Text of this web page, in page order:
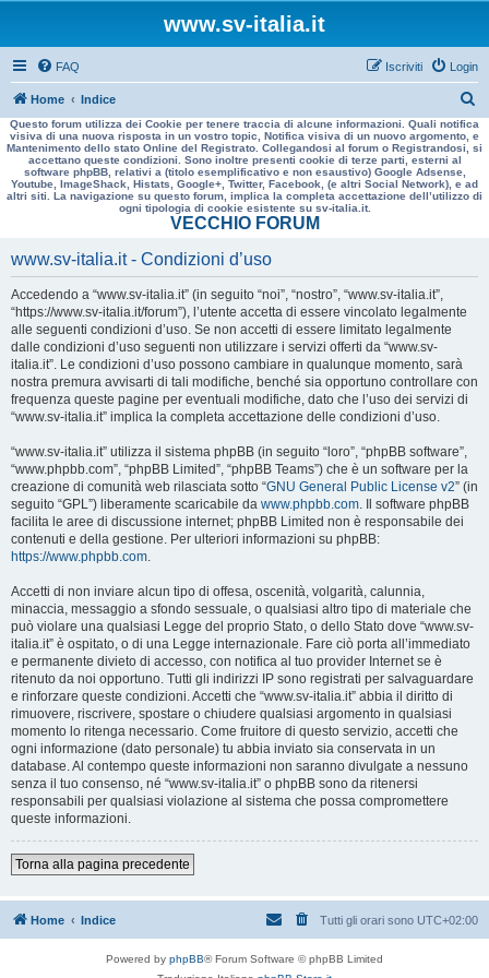
www.sv-italia.it
FAQ Login
Iscriviti
Home Indice
e
r
a
Questo forum utilizza dei Cookie per tenere traccia di alcune informazioni. Quali notifica
visiva di una nuova risposta in un vostro topic, Notifica visiva di un nuovo argomento, e
Mantenimento dello stato Online del Registrato. Collegandosi al forum o Registrandosi, si
accettano queste condizioni. Sono inoltre presenti cookie di terze parti, esterni al
software phpBB, relativi a (titolo esemplificativo e non esaustivo) Google Adsense,
Youtube, ImageShack, Histats, Google+, Twitter, Facebook, (e altri Social Network), e ad
altri siti. La navigazione su questo forum, implica la completa accettazione dell’utilizzo di
ogni tipologia di cookie esistente su sv-italia.it.
VECCHIO FORUM
www.sv-italia.it - Condizioni d’uso
Accedendo a “www.sv-italia.it” (in seguito “noi”, “nostro”, “www.sv-italia.it”,
“https://www.sv-italia.it/forum”), l’utente accetta di essere vincolato legalmente
alle seguenti condizioni d’uso. Se non accetti di essere limitato legalmente
dalle condizioni d’uso seguenti non utilizzare i servizi offerti da “www.sv-
italia.it”. Le condizioni d’uso possono cambiare in qualunque momento, sarà
nostra premura avvisarti di tali modifiche, benché sia opportuno controllare con
frequenza queste pagine per eventuali modifiche, dato che l’uso dei servizi di
“www.sv-italia.it” implica la completa accettazione delle condizioni d’uso.
“www.sv-italia.it” utilizza il sistema phpBB (in seguito “loro”, “phpBB software”,
“www.phpbb.com”, “phpBB Limited”, “phpBB Teams”) che è un software per la
creazione di comunità web rilasciata sotto “GNU General Public License v2” (in
seguito “GPL”) liberamente scaricabile da www.phpbb.com. Il software phpBB
facilita le aree di discussione internet; phpBB Limited non è responsabile dei
contenuti e della gestione. Per ulteriori informazioni su phpBB:
https://www.phpbb.com.
Accetti di non inviare alcun tipo di offesa, oscenità, volgarità, calunnia,
minaccia, messaggio a sfondo sessuale, o qualsiasi altro tipo di materiale che
può violare una qualsiasi Legge del proprio Stato, o dello Stato dove “www.sv-
italia.it” è ospitato, o di una Legge internazionale. Fare ciò porta all’immediato
e permanente divieto di accesso, con notifica al tuo provider Internet se è
ritenuto da noi opportuno. Tutti gli indirizzi IP sono registrati per salvaguardare
e rinforzare queste condizioni. Accetti che “www.sv-italia.it” abbia il diritto di
rimuovere, riscrivere, spostare o chiudere qualsiasi argomento in qualsiasi
momento lo ritenga necessario. Come fruitore di questo servizio, accetti che
ogni informazione (dato personale) tu abbia inviato sia conservata in un
database. Al contempo queste informazioni non saranno divulgate a nessuno
senza il tuo consenso, né “www.sv-italia.it” o phpBB sono da ritenersi
responsabili per qualsiasi violazione al sistema che possa compromettere
queste informazioni.
Torna alla pagina precedente
Home Indice Tutti gli orari sono UTC+02:00
Powered by phpBB® Forum Software © phpBB Limited